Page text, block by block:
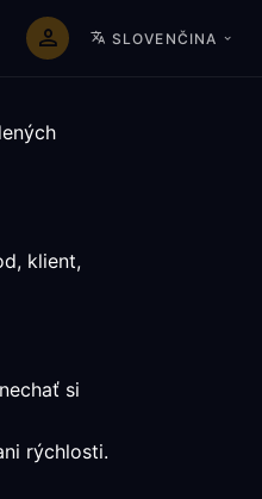
SLOVENČINA
klient,
si
rýchlosti.